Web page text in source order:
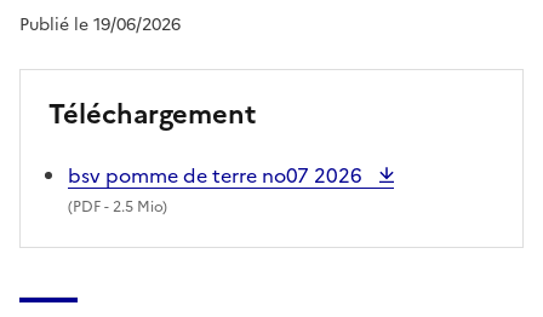
Publié le 19/06/2026
Téléchargement
bsv pomme de terre no07 2026
(PDF- 2.5 Mio)